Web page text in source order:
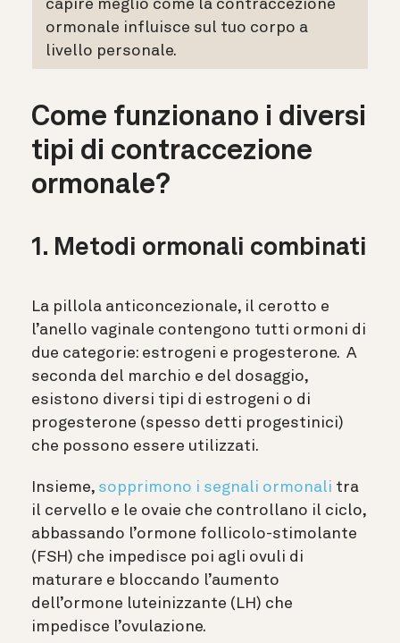
capire meglio come la contraccezione
ormonale influisce sul tuo corpo a
livello personale.
Come funzionano i diversi
tipi di contraccezione
ormonale?
1. Metodi ormonali combinati
La pillola anticoncezionale, il cerotto e
l’anello vaginale contengono tutti ormoni di
due categorie: estrogeni e progesterone. A
seconda del marchio e del dosaggio,
esistono diversi tipi di estrogeni o di
progesterone (spesso detti progestinici)
che possono essere utilizzati.
Insieme, sopprimono i segnali ormonali tra
il cervello e le ovaie che controllano il ciclo,
abbassando l’ormone follicolo-stimolante
(FSH) che impedisce poi agli ovuli di
maturare e bloccando l’aumento
dell’ormone luteinizzante (LH) che
impedisce l’ovulazione.